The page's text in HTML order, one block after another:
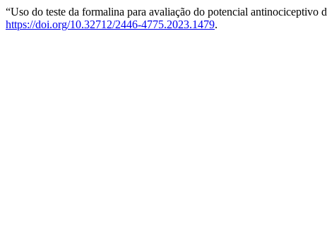
“Uso do teste da formalina para avaliação do potencial
https://doi.org/10.32712/2446-4775.2023.1479.